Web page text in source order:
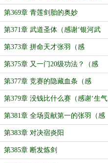
赏1.2个盟主）
第369章 青莲剑胎的奥妙
第371章 武道圣体（感谢‘银河武
士’打赏盟主）
第373章 拼命天才张羽（感
谢‘_Charlotte_’打赏盟主）
第375章 又一门20级功法？（感
谢‘Mikkiii’打赏盟主）
第377章 竞赛的隐藏血条（感
谢‘hotpick打赏盟主’）
第379章 没钱比什么赛（感谢‘生气
猫咪’打赏盟主）
第381章 全场贡献第一的张羽（感
谢‘生气猫咪’再次打赏盟主）
第383章 对决宿炎阳
第385章 断发炼剑